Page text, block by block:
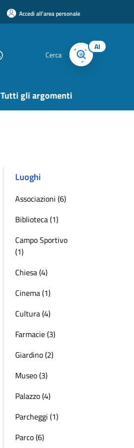
Accedi all'area personale
Cerca
AI
Tutti gli argomenti
Luoghi
Associazioni (6)
Biblioteca (1)
Campo Sportivo
(1)
Chiesa (4)
Cinema (1)
Cultura (4)
Farmacie (3)
Giardino (2)
Museo (3)
Palazzo (4)
Parcheggi (1)
Parco (6)